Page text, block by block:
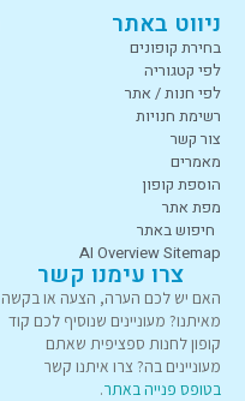
ניווט באתר
בחירת קופונים
לפי קטגוריה
לפי חנות / אתר
רשימת חנויות
צור קשר
מאמרים
הוספת קופון
מפת אתר
חיפוש באתר
AI Overview Sitemap
צרו עימנו קשר
האם יש לכם הערה, הצעה או בקשה
מאיתנו? מעוניינים שנוסיף לכם קוד
קופון לחנות ספציפית שאתם
מעוניינים בה? צרו איתנו קשר
בטופס פנייה באתר.